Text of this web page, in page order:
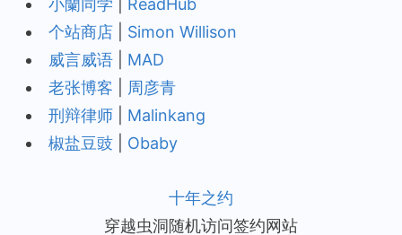
小蘭同学
ReadHub
个站商店
Simon Willison
威言威语
MAD
老张博客
周彦青
刑辩律师
Malinkang
椒盐豆豉
Obaby
十年之约
穿越虫洞随机访问签约网站